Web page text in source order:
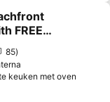
aan favorieten
FREE
85
keuken met oven